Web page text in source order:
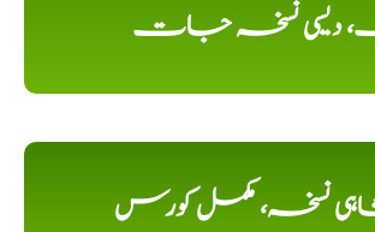
دیسی نسخہ جات
شاہی نسخہ، مکمل کورس